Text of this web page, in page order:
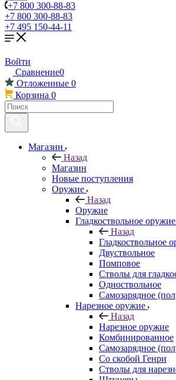
+7 800 300-88-83
+7 800 300-88-83
+7 495 150-44-11
Войти
Сравнение0
Отложенные 0
Корзина 0
Магазин
Назад
Магазин
Новые поступления
Оружие
Назад
Оружие
Гладкоствольное оружие
Назад
Гладкоствольное
Двуствольное
Помповое
Стволы для
Одноствольное
Самозарядное
Нарезное оружие
Назад
Нарезное оружие
Комбинированное
Самозарядное
Со скобой Генри
Стволы для